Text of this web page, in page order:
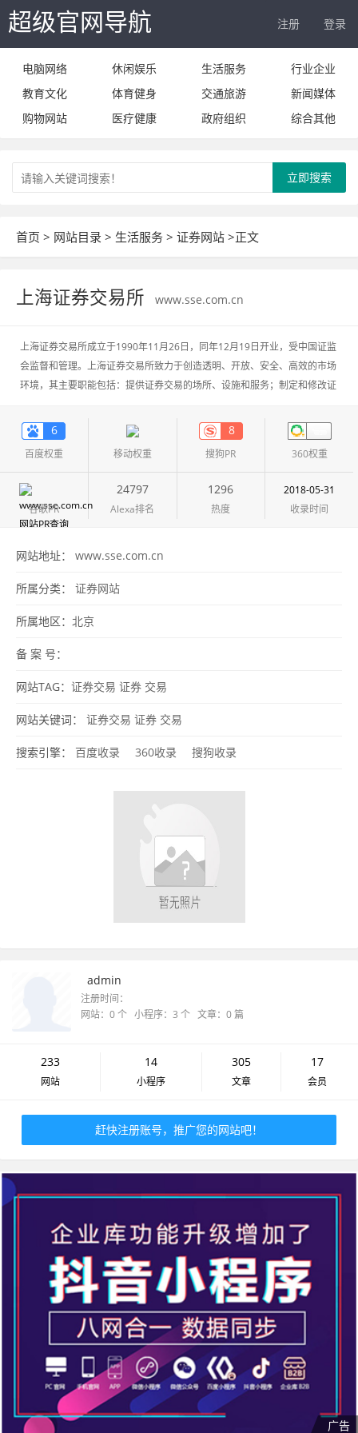
超级官网导航 注册 登录
电脑网络 休闲娱乐 生活服务
行业企业
教育文化
体育健身 交通旅游
新闻媒体
购物网站
医疗健康 政府组织 综合其他
立即搜索
首页 > 网站目录 > 生活服务 > 证券网站 >正文
上海证券交易所 www.sse.com.cn
上海证券交易所成立于1990年11月26日，同年12月19日开业，受中国证监
会监督和管理。上海证券交易所致力于创造透明、开放、安全、高效的市场
环境，其主要职能包括：提供证券交易的场所、设施和服务；制定和修改证
止和重新上市；提供非公开发行证券转让服务；组织和监督证券交易；对会
员进行监管
6
百度权重 移动权重
8
搜狗PR 360权重
谷歌PR
24797
Alexa排名
1296
热度
2018-05-31
收录时间
网站地址： www.sse.com.cn
所属分类： 证券网站
所属地区： 北京
备 案 号：
网站TAG： 证券交易 证券 交易
网站关键词： 证券交易 证券 交易
搜索引擎： 百度收录 360收录 搜狗收录
admin
注册时间：
网站：0 个 小程序：3 个 文章：0 篇
233
网站
14
小程序
305
文章
17
会员
赶快注册账号，推广您的网站吧！